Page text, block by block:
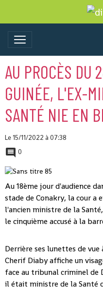
AU PROCÈS DU
GUINÉE, L'EX-
SANTÉ NIE EN
Le 15/11/2022 à 07:38
0
Au 18ème jour d'audience
stade de Conakry, la cour a
l'ancien ministre de la
le cinquième accusé à la
Derrière ses lunettes de
Cherif Diaby affiche un
face au tribunal criminel de
il était ministre de la Santé